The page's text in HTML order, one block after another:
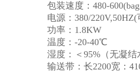
包装速度：480-
电源：380/220V,50HZ(
功率：1.8KW
温度：-20-40℃
湿度：＜95%（无凝结
输送带：长2200宽：